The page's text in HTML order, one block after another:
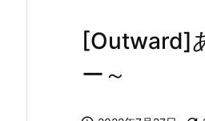
[Outward]
ー～